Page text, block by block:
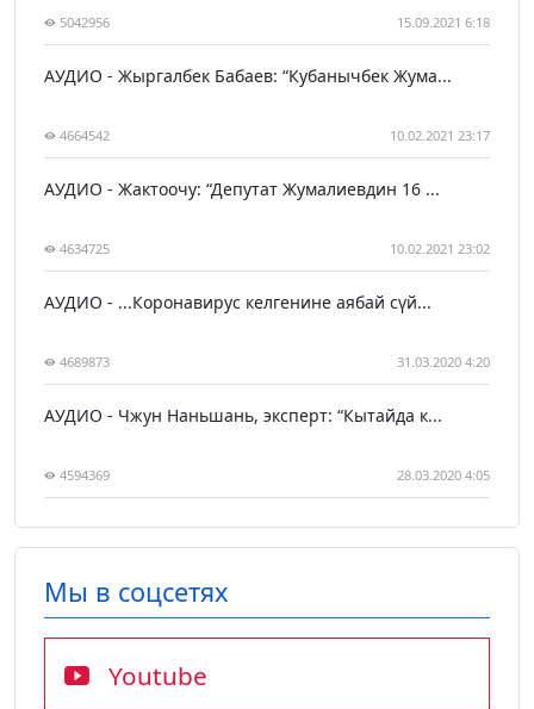
5042956 15.09.2021 6:18
АУДИО - Жыргалбек Бабаев: “Кубанычбек Жума...
4664542 10.02.2021 23:17
АУДИО - Жактоочу: “Депутат Жумалиевдин 16 ...
4634725 10.02.2021 23:02
АУДИО - ...Коронавирус келгенине аябай сүй...
4689873 31.03.2020 4:20
АУДИО - Чжун Наньшань, эксперт: “Кытайда к...
4594369 28.03.2020 4:05
Мы в соцсетях
Youtube